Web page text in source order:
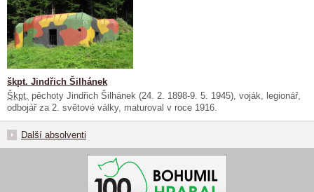
škpt. Jindřich Šilhánek
Škpt. pěchoty Jindřich Šilhánek (24. 2. 1898-9. 5. 1945), voják, legionář,
odbojář za 2. světové války, maturoval v roce 1916.
Další absolventi